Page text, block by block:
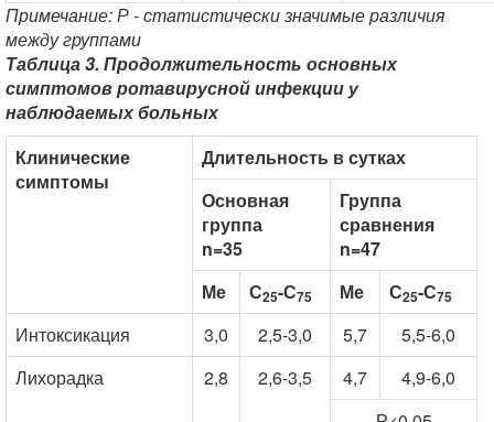
Примечание: Р - статистически значимые различия
между группами
Таблица 3. Продолжительность основных
симптомов ротавирусной инфекции у
наблюдаемых больных
Клинические
симптомы
Длительность в сутках
Основная
группа
n=35
Группа
сравнения
n=47
Ме
С25-С75 Ме С25-С75
Интоксикация 3,0 2,5-3,0 5,7
5,5-6,0
Лихорадка
2,8 2,6-3,5 4,7
4,9-6,0